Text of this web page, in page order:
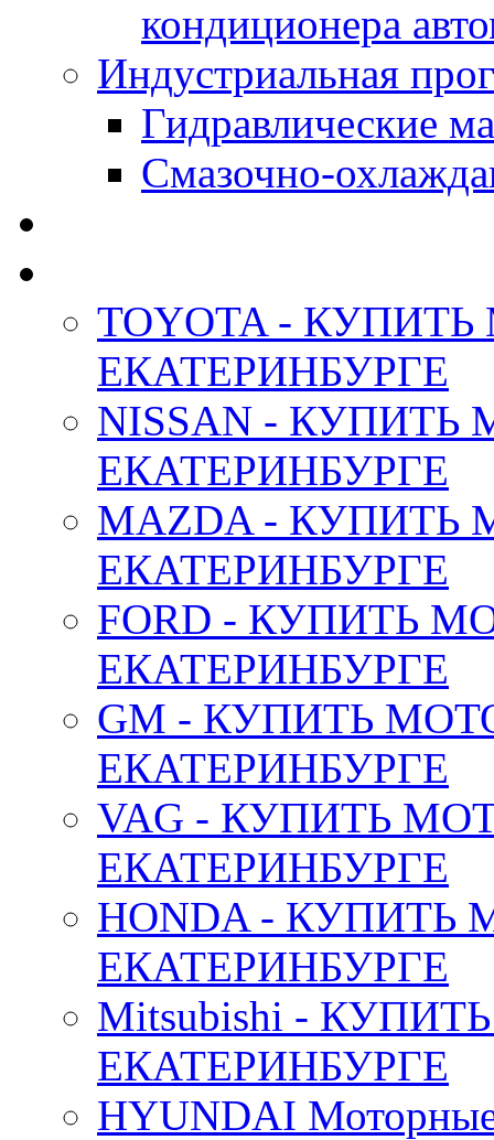
кондиционера
Индустриальная
Гидравлические
Смазочно-
TOYOTA -
ЕКАТЕРИНБУРГЕ
NISSAN -
ЕКАТЕРИНБУРГЕ
MAZDA -
ЕКАТЕРИНБУРГЕ
FORD - КУПИТЬ
ЕКАТЕРИНБУРГЕ
GM - КУПИТЬ
ЕКАТЕРИНБУРГЕ
VAG - КУПИТЬ
ЕКАТЕРИНБУРГЕ
HONDA -
ЕКАТЕРИНБУРГЕ
Mitsubishi -
ЕКАТЕРИНБУРГЕ
HYUNDAI